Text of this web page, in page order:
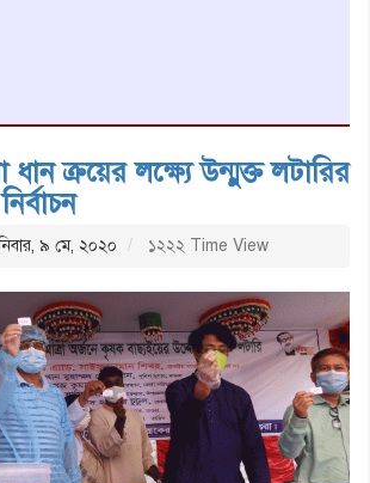
ক্রয়ের লক্ষ্যে উন্মুক্ত লটারির
৯ মে, ২০২০ ১২২২ Time View